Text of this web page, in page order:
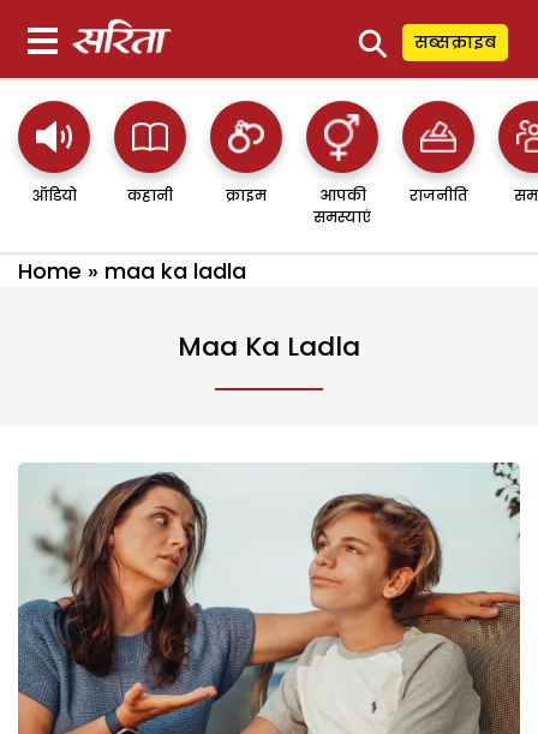
⚲ सब्सक्राइब
ऑडियो कहानी क्राइम
आपकी
समस्याएं
राजनीति
Home » maa ka ladla
Maa Ka Ladla